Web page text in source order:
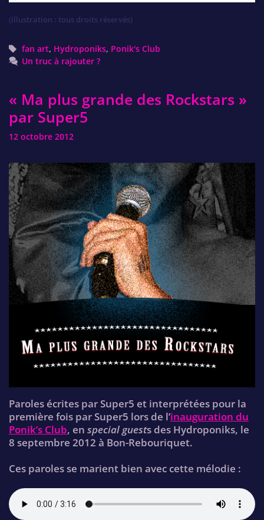
(illustration : tous droits réservés)
Tags
fan art, Hydroponiks, Ponik's Club
Un truc à rajouter ?
« Ma plus grande des Rockstars »
par Super5
12 octobre 2012
Paroles écrites par Super5 et interprétées pour la
première fois par Super5 lors de l’inauguration du
Ponik’s Club, en special guests des Hydroponiks, le
8 septembre 2012 à Bon-Rebouriquet.
Ces paroles se marient bien avec cette mélodie :